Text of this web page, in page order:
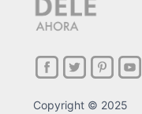
Copyright © 2025